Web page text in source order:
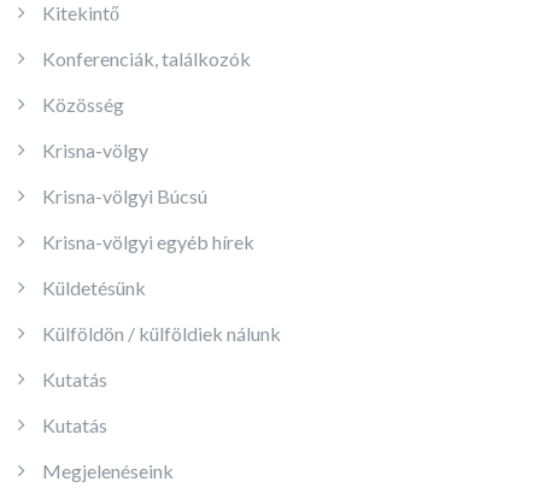
Kitekintő
Konferenciák, találkozók
Közösség
Krisna-völgy
Krisna-völgyi Búcsú
Krisna-völgyi egyéb hírek
Küldetésünk
Külföldön / külföldiek nálunk
Kutatás
Kutatás
Megjelenéseink